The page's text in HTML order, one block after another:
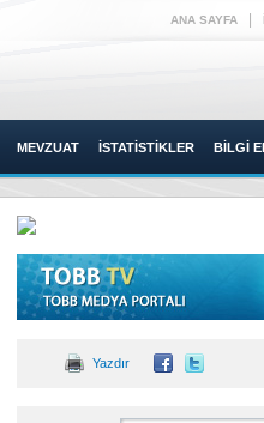
ANA SAYFA
MEVZUAT İSTATİSTİKLER BİLGİ
Yazdır